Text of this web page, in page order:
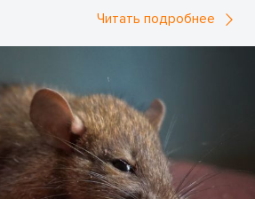
Читать подробнее